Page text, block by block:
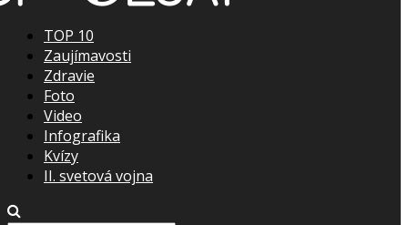
TOP 10
Zaujímavosti
Zdravie
Foto
Video
Infografika
Kvízy
II. svetová vojna